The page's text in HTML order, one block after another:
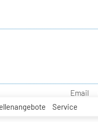
Service
Email